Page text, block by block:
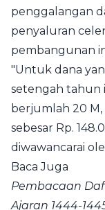
penggalangan
penyaluran
pembangunan
"Untuk dana
setengah tahun
berjumlah 20
sebesar Rp.
diwawancarai
Baca Juga
Pembacaan
Ajaran 1444-